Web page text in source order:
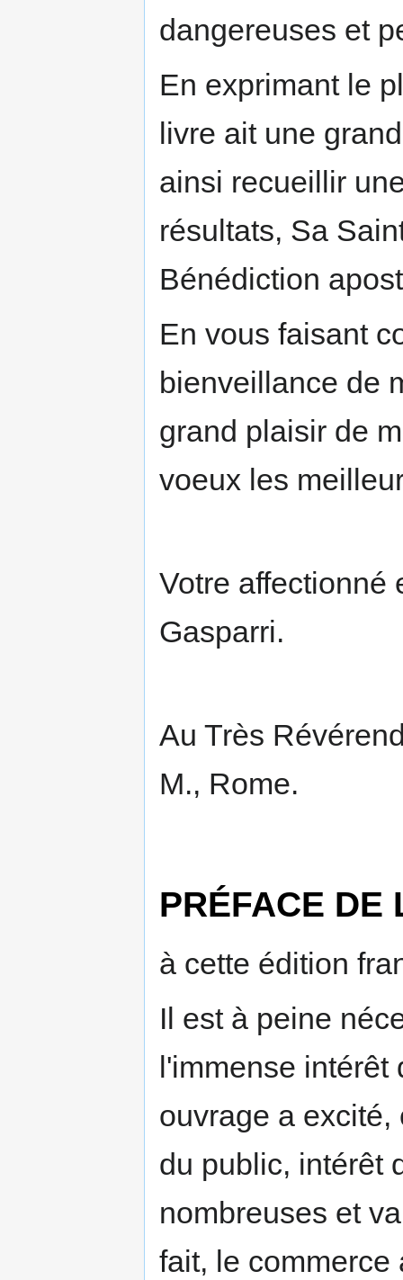
dangereuses et
En exprimant le
livre ait une
ainsi recueillir
résultats, Sa
Bénédiction
En vous faisant
bienveillance de
grand plaisir de
voeux les
Votre affectionné
Gasparri.
Au Très
M., Rome.
PRÉFACE DE
à cette édition
Il est à peine
l'immense intérêt
ouvrage a
du public, intérêt
nombreuses et
fait, le commerce